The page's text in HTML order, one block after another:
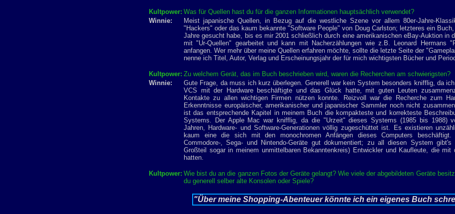
Kultpower: Was für Quellen hast du für die ganzen Informationen hauptsächlich verwendet?
Winnie:
Meist japanische Quellen, in Bezug auf die westliche Szene vor allem 80er-Jahre-
"Hackers" oder das kaum bekannte "Software People" von Doug Carlston; letzteres ein
Jahre gesucht habe, bis es mir 2001 schließlich durch eine amerikanischen eBay-Auktion in
mit "Ur-Quellen" gearbeitet und kann mit Nacherzählungen wie z.B. Leonard Hermans
anfangen. Wer mehr über meine Quellen erfahren möchte, sollte die letzte Seite der
nenne ich Titel, Autor, Verlag und Erscheinungsjahr der für mich wichtigsten Bücher und
Kultpower: Zu welchem Gerät, das im Buch beschrieben wird, waren die Recherchen am schwierigsten?
Winnie:
Gute Frage, da muss ich kurz überlegen. Generell war kein System besonders knifflig, da
VCS mit der Hardware beschäftigte und das Glück hatte, mit guten Leuten
Kontakte zu allen wichtigen Firmen nützen konnte. Reizvoll war die Recherche zum
Erkenntnisse europäischer, amerikanischer und japanischer Sammler noch nicht
ist das entsprechende Kapitel in meinem Buch die kompakteste und korrekteste
Systems. Der Apple Mac war knifflig, da die "Urzeit" dieses Systems (1985 bis 1988)
Jahren, Hardware- und Software-Generationen völlig zugeschüttet ist. Es existieren
kaum eine die sich mit den monochromen Anfängen dieses Computers beschäftigt.
Commodore-, Sega- und Nintendo-Geräte gut dokumentiert; zu all diesen System
Großteil sogar in meinem unmittelbaren Bekanntenkreis) Entwickler und Kaufleute, die mit
hatten.
Kultpower: Wie bist du an die ganzen Fotos der Geräte gelangt? Wie viele der abgebildeten Geräte
du generell selber alte Konsolen oder Spiele?
"Über meine Shopping-Abenteuer könnte ich ein eigenes Buch